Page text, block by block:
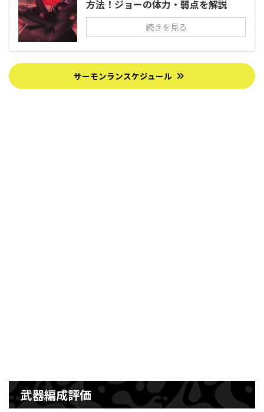
方法！ジョーの体力・弱点を解説
続きを見る
サーモンランスケジュール
武器編成評価